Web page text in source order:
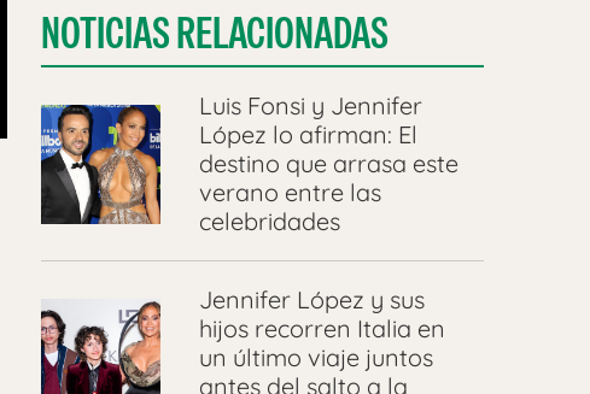
NOTICIAS RELACIONADAS
Luis Fonsi y Jennifer
López lo afirman: El
destino que arrasa este
verano entre las
celebridades
Jennifer López y sus
hijos recorren Italia en
un último viaje juntos
antes del salto a la